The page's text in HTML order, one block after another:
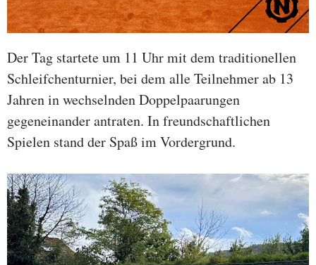
Der Tag startete um 11 Uhr mit dem traditionellen
Schleifchenturnier, bei dem alle Teilnehmer ab 13
Jahren in wechselnden Doppelpaarungen
gegeneinander antraten. In freundschaftlichen
Spielen stand der Spaß im Vordergrund.